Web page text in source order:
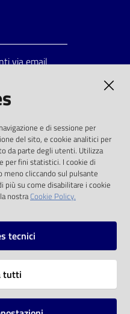
via email
direttiva
d.lgs. 36/2006
e di sessione per
del sito, e cookie analitici per
da parte degli utenti. Utilizza
per fini statistici. I cookie di
meno cliccando sul pulsante
più su come disabilitare i cookie
nostraCookie Policy.
tecnici
tutti